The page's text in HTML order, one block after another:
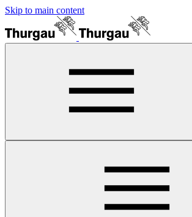
Skip to main content